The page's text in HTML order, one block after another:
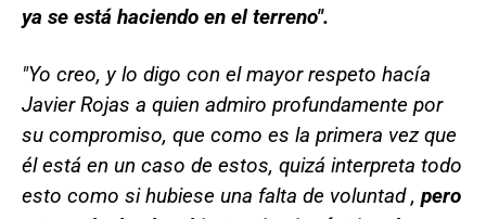
ya se está haciendo en el terreno".
"Yo creo, y lo digo con el mayor respeto hacía
Javier Rojas a quien admiro profundamente por
su compromiso, que como es la primera vez que
él está en un caso de estos, quizá interpreta todo
esto como si hubiese una falta de voluntad , pero